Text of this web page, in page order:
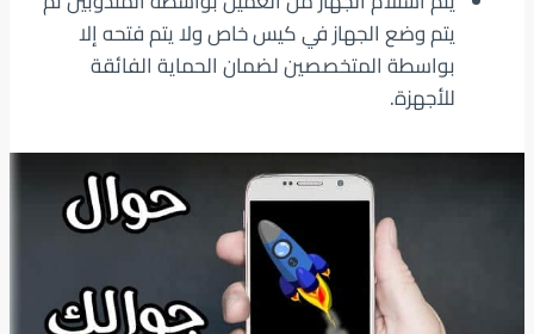
يتم وضع الجهاز في كيس خاص ولا يتم فتحه إلا
بواسطة المتخصصين لضمان الحماية الفائقة
للأجهزة.